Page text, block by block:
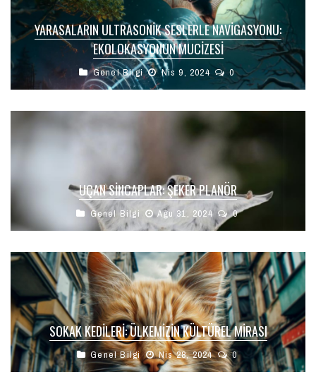
YARASALARIN ULTRASONIK SESLERLE NAVIGASYONU:
EKOLOKASYONUN MUCIZESI
Genel Bilgi Nis 9, 2024 0
UÇAN SINCAPLAR: ŞEKER PLANÖR
Genel Bilgi Ağu 31, 2024 0
SOKAK KEDILERI: ÜLKEMIZIN KÜLTÜREL MIRASI
Genel Bilgi Nis 28, 2024 0